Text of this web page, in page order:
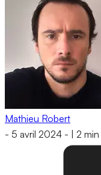
Mathieu Robert
- 5 avril 2024 - 2 min